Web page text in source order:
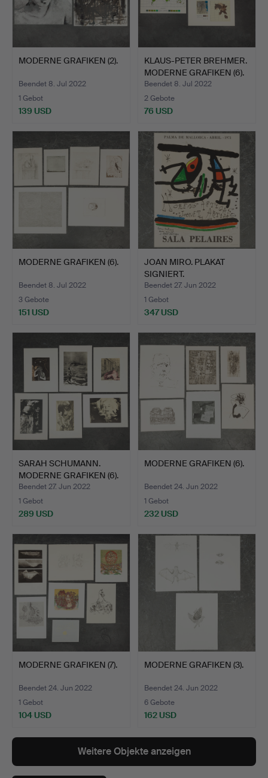
MODERNE GRAFIKEN (2).
Beendet 8. Jul 2022
1 Gebot
139 USD
KLAUS-PETER BREHMER.
MODERNE GRAFIKEN (6).
Beendet 8. Jul 2022
2 Gebote
76 USD
MODERNE GRAFIKEN (6).
Beendet 8. Jul 2022
3 Gebote
151 USD
JOAN MIRO. PLAKAT
SIGNIERT.
Beendet 27. Jun 2022
1 Gebot
347 USD
SARAH SCHUMANN.
MODERNE GRAFIKEN (6).
Beendet 27. Jun 2022
1 Gebot
289 USD
MODERNE GRAFIKEN (6).
Beendet 24. Jun 2022
1 Gebot
232 USD
MODERNE GRAFIKEN (7).
Beendet 24. Jun 2022
1 Gebot
104 USD
MODERNE GRAFIKEN (3).
Beendet 24. Jun 2022
6 Gebote
162 USD
Weitere Objekte anzeigen